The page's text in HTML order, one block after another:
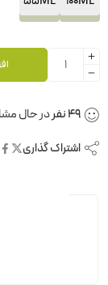
47 نفردر حال
اشتراک گذاری